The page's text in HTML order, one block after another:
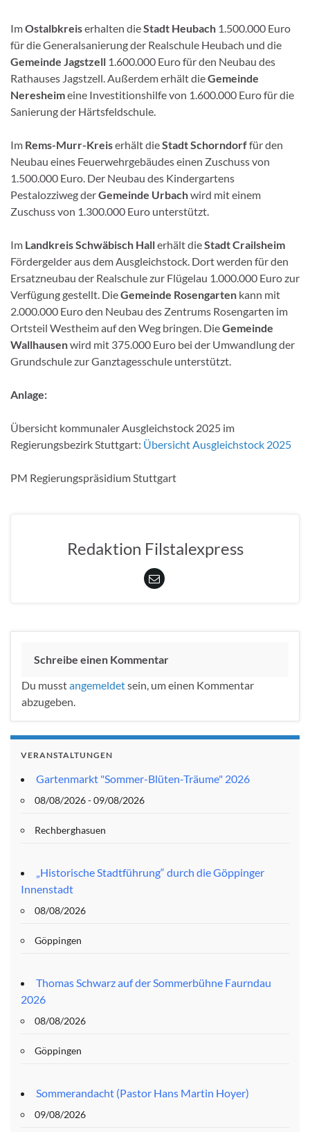
ImOstalbkreiserhalten dieStadt Heubach 1.500.000 Euro
für die Generalsanierung der Realschule Heubach und die
Gemeinde Jagstzell 1.600.000 Euro für den Neubau des
Rathauses Jagstzell. Außerdem erhält dieGemeinde
Neresheimeine Investitionshilfe von 1.600.000 Euro für die
Sanierung der Härtsfeldschule.
Im Rems-Murr-Kreiserhält dieStadt Schorndorffür den
Neubau eines Feuerwehrgebäudes einen Zuschuss von
1.500.000 Euro. Der Neubau des Kindergartens
Pestalozziweg derGemeinde Urbachwird mit einem
Zuschuss von 1.300.000 Euro unterstützt.
Im Landkreis Schwäbisch Hallerhält dieStadt Crailsheim
Fördergelder aus dem Ausgleichstock. Dort werden für den
Ersatzneubau der Realschule zur Flügelau 1.000.000 Euro zur
Verfügung gestellt. DieGemeinde Rosengarten kann mit
2.000.000 Euro den Neubau des Zentrums Rosengarten im
Ortsteil Westheim auf den Weg bringen. DieGemeinde
Wallhausenwird mit 375.000 Euro bei der Umwandlung der
Grundschule zur Ganztagesschule unterstützt.
Anlage:
Übersicht kommunaler Ausgleichstock 2025 im
Regierungsbezirk Stuttgart: Übersicht Ausgleichstock 2025
PM Regierungspräsidium Stuttgart
Redaktion Filstalexpress
Schreibe einen Kommentar
Du musstangemeldetsein, um einen Kommentar
abzugeben.
VERANSTALTUNGEN
Gartenmarkt "Sommer-Blüten-Träume" 2026
08/08/2026 - 09/08/2026
Rechberghasuen
„Historische Stadtführung“ durch die Göppinger
Innenstadt
08/08/2026
Göppingen
Thomas Schwarz auf der Sommerbühne Faurndau
2026
08/08/2026
Göppingen
Sommerandacht (Pastor Hans Martin Hoyer)
09/08/2026